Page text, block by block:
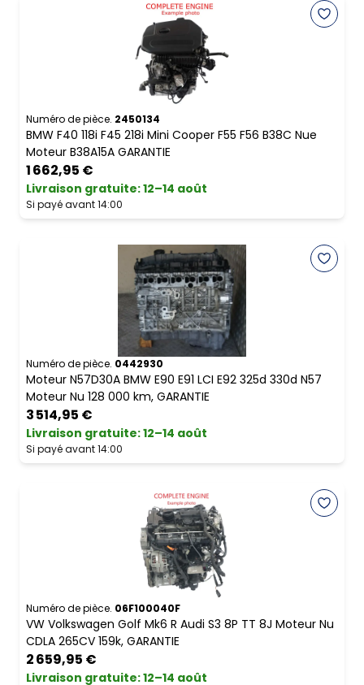
Numéro de pièce. 2450134
BMW F40 118i F45 218i Mini Cooper F55 F56 B38C Nue
Moteur B38A15A GARANTIE
1 662,95 €
Livraison gratuite:12–14 août
Si payé avant 14:00
Numéro de pièce. 0442930
Moteur N57D30A BMW E90 E91 LCI E92 325d 330d N57
Moteur Nu 128 000 km, GARANTIE
3 514,95 €
Livraison gratuite:12–14 août
Si payé avant 14:00
Numéro de pièce. 06F100040F
VW Volkswagen Golf Mk6 R Audi S3 8P TT 8J Moteur Nu
CDLA 265CV 159k, GARANTIE
2 659,95 €
Livraison gratuite:12–14 août